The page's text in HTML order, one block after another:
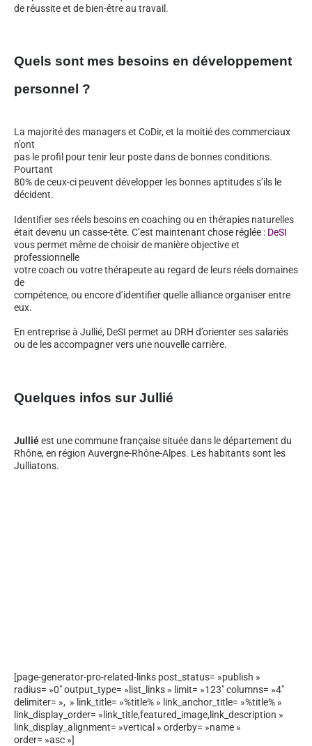
de réussite et de bien-être au travail.
Quels sont mes besoins en développement
personnel ?
La majorité des managers et CoDir, et la moitié des commerciaux
n’ont
pas le profil pour tenir leur poste dans de bonnes conditions.
Pourtant
80% de ceux-ci peuvent développer les bonnes aptitudes s’ils le
décident.
Identifier ses réels besoins en coaching ou en thérapies naturelles
était devenu un casse-tête. C’est maintenant chose réglée : DeSI
vous permet même de choisir de manière objective et
professionnelle
votre coach ou votre thérapeute au regard de leurs réels domaines
de
compétence, ou encore d’identifier quelle alliance organiser entre
eux.
En entreprise à Jullié, DeSI permet au DRH d’orienter ses salariés
ou de les accompagner vers une nouvelle carrière.
Quelques infos sur Jullié
Julliéest une commune française située dans le département du
Rhône, en région Auvergne-Rhône-Alpes. Les habitants sont les
Julliatons.
[page-generator-pro-related-links post_status= »publish »
radius= »0″ output_type= »list_links » limit= »123″ columns= »4″
delimiter= », » link_title= »%title% » link_anchor_title= »%title% »
link_display_order= »link_title,featured_image,link_description »
link_display_alignment= »vertical » orderby= »name »
order= »asc »]